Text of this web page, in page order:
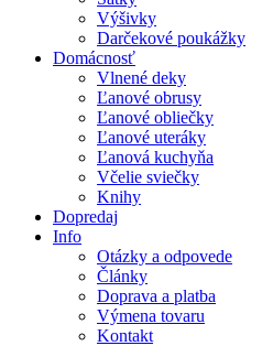
Výšivky
Darčekové poukážky
Domácnosť
Vlnené deky
Ľanové obrusy
Ľanové obliečky
Ľanové uteráky
Ľanová kuchyňa
Včelie sviečky
Knihy
Dopredaj
Info
Otázky a odpovede
Články
Doprava a platba
Výmena tovaru
Kontakt